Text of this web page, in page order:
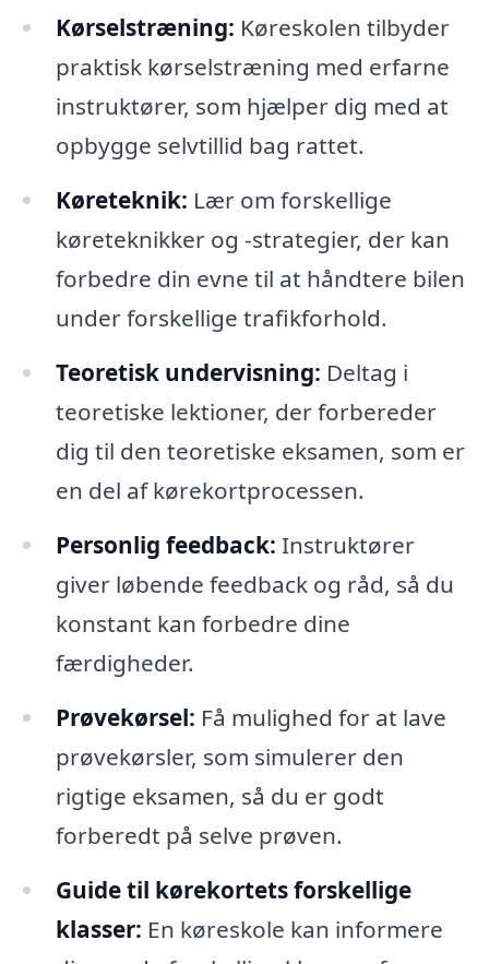
Kørselstræning: Køreskolen tilbyder
praktisk kørselstræning med erfarne
instruktører, som hjælper dig med at
opbygge selvtillid bag rattet.
Køreteknik: Lær om forskellige
køreteknikker og -strategier, der kan
forbedre din evne til at håndtere bilen
under forskellige trafikforhold.
Teoretisk undervisning: Deltag i
teoretiske lektioner, der forbereder
dig til den teoretiske eksamen, som er
en del af kørekortprocessen.
Personlig feedback: Instruktører
giver løbende feedback og råd, så du
konstant kan forbedre dine
færdigheder.
Prøvekørsel: Få mulighed for at lave
prøvekørsler, som simulerer den
rigtige eksamen, så du er godt
forberedt på selve prøven.
Guide til kørekortets forskellige
klasser: En køreskole kan informere